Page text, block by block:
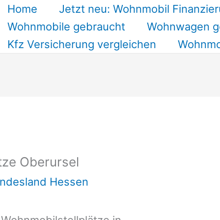
Home
Jetzt neu: Wohnmobil
Wohnmobile gebraucht
Wohnwagen
Kfz Versicherung vergleichen
Oberursel
Hessen